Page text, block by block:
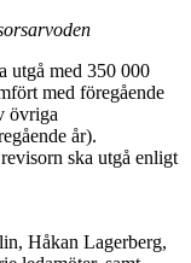
utgå med 350 000
med föregående
övriga
år).
ska utgå enligt
Håkan Lagerberg,